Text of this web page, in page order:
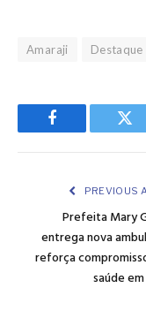
Amaraji Destaque
Facebook
PREVIOUS
Prefeita Mary
entrega nova
reforça
saúde